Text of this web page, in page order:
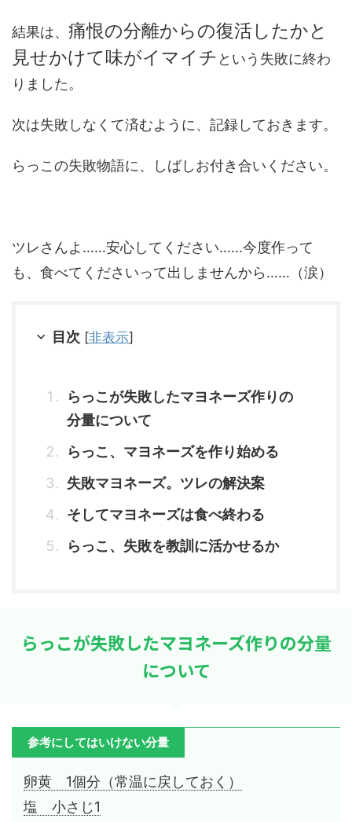
結果は、 痛恨の分離からの復活したかと
見せかけて味がイマイチ という失敗に終わ
りました。
次は失敗しなくて済むように、記録しておきます。
らっこの失敗物語に、しばしお付き合いください。
ツレさんよ……安心してください……今度作って
も、食べてくださいって出しませんから……（涙）
目次 [非表示]
らっこが失敗したマヨネーズ作りの
分量について
らっこ、マヨネーズを作り始める
失敗マヨネーズ。ツレの解決案
そしてマヨネーズは食べ終わる
らっこ、失敗を教訓に活かせるか
らっこが失敗したマヨネーズ作りの分量
について
参考にしてはいけない分量
卵黄 1個分（常温に戻しておく）
塩 小さじ1